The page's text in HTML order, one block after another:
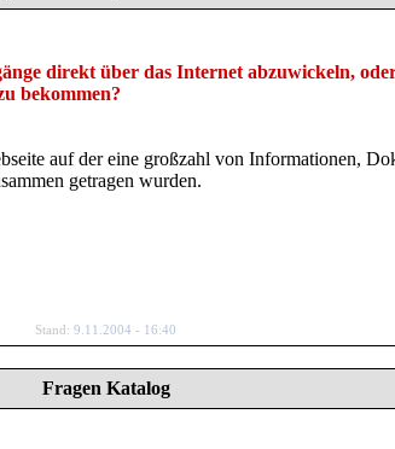
direkt über das Internet abzuwickeln,
bekommen?
auf der eine großzahl von Informationen,
getragen wurden.
Stand: 9.11.2004 - 16:40
Fragen Katalog